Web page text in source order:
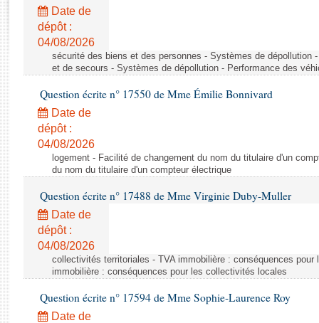
Rapports législatifs
Rapports sur l'application des lois
Baromètre de l’application des lois
Dossiers législatifs
Budget et sécurité sociale
Questions écrites et orales
Comptes rendus des débats
Date de
dépôt :
04/08/2026
sécurité des biens et des personnes - Systèmes de dépollution
et de secours - Systèmes de dépollution - Performance des
Question écrite n° 17550 de Mme Émilie Bonnivard
Date de
dépôt :
04/08/2026
logement - Facilité de changement du nom du titulaire d'un
du nom du titulaire d'un compteur électrique
Question écrite n° 17488 de Mme Virginie Duby-Muller
Date de
dépôt :
04/08/2026
collectivités territoriales - TVA immobilière : conséquences
immobilière : conséquences pour les collectivités locales
Question écrite n° 17594 de Mme Sophie-Laurence Roy
Date de